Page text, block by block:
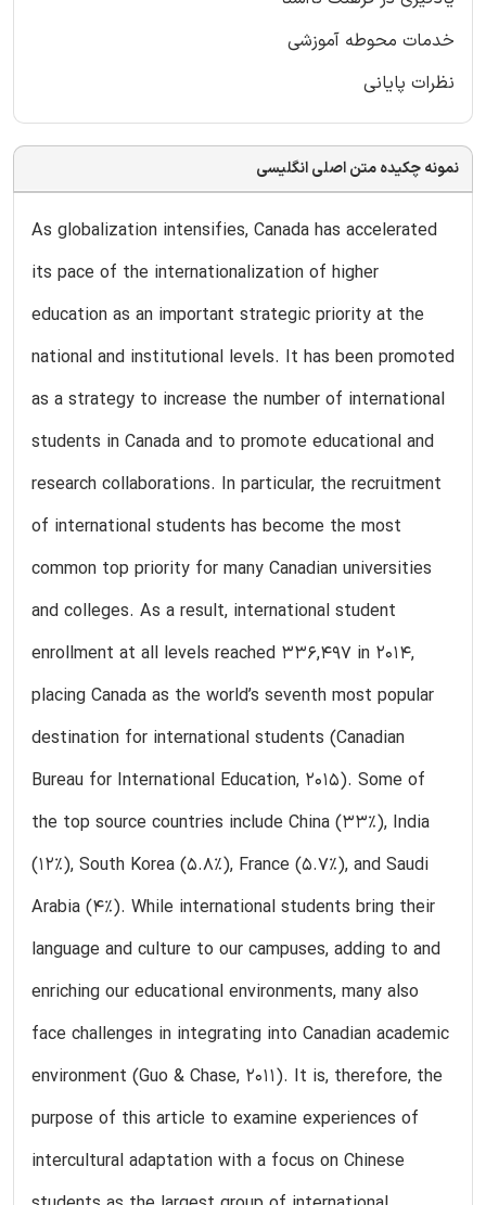
خدمات محوطه آموزشی
نظرات پایانی
نمونه چکیده متن اصلی انگلیسی
As globalization intensifies, Canada has accelerated
its pace of the internationalization of higher
education as an important strategic priority at the
national and institutional levels. It has been promoted
as a strategy to increase the number of international
students in Canada and to promote educational and
research collaborations. In particular, the recruitment
of international students has become the most
common top priority for many Canadian universities
and colleges. As a result, international student
enrollment at all levels reached 336,497 in 2014,
placing Canada as the world’s seventh most popular
destination for international students (Canadian
Bureau for International Education, 2015). Some of
the top source countries include China (33%), India
(12%), South Korea (5.8%), France (5.7%), and Saudi
Arabia (4%). While international students bring their
language and culture to our campuses, adding to and
enriching our educational environments, many also
face challenges in integrating into Canadian academic
environment (Guo & Chase, 2011). It is, therefore, the
purpose of this article to examine experiences of
intercultural adaptation with a focus on Chinese